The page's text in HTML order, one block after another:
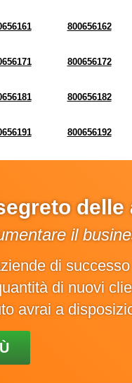
800656162
800656172
800656182
800656192
il
di
di nuovi
avrai a